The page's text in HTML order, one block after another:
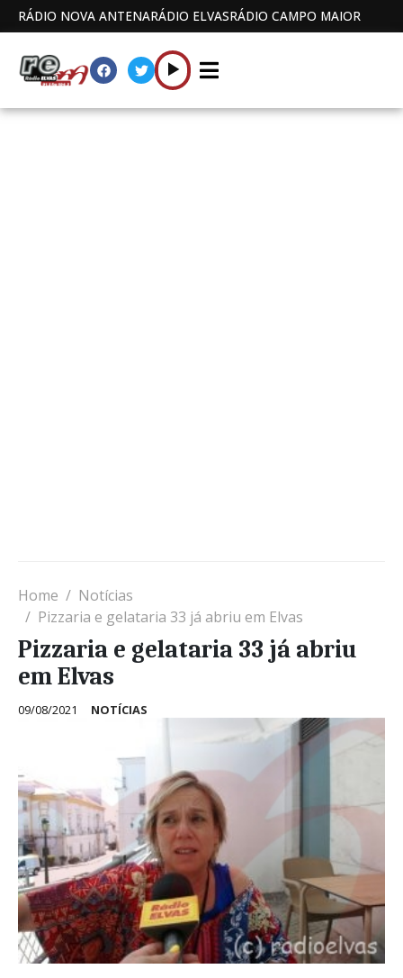
RÁDIO NOVA ANTENARÁDIO ELVASRÁDIO CAMPO MAIOR
Home
Notícias
Pizzaria e gelataria 33 já abriu em Elvas
Pizzaria e gelataria 33 já abriu
em Elvas
09/08/2021 NOTÍCIAS